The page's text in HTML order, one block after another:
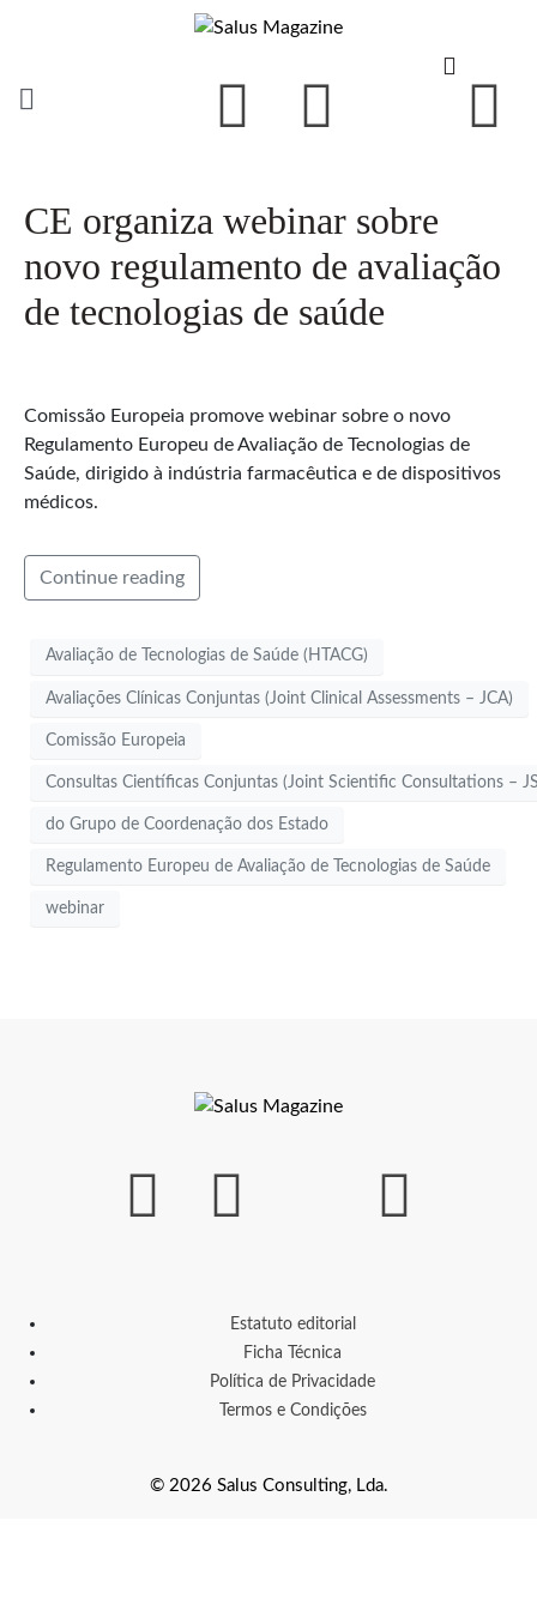
CE organiza webinar sobre
novo regulamento de avaliação
de tecnologias de saúde
Comissão Europeia promove webinar sobre o novo
Regulamento Europeu de Avaliação de Tecnologias de
Saúde, dirigido à indústria farmacêutica e de dispositivos
médicos.
Continue reading
Avaliação de Tecnologias de Saúde (HTACG)
Avaliações Clínicas Conjuntas (Joint Clinical Assessments – JCA)
Comissão Europeia
Consultas Científicas Conjuntas (Joint Scientific Consultations –
do Grupo de Coordenação dos Estado
Regulamento Europeu de Avaliação de Tecnologias de Saúde
webinar
Estatuto editorial
Ficha Técnica
Política de Privacidade
Termos e Condições
© 2026 Salus Consulting, Lda.